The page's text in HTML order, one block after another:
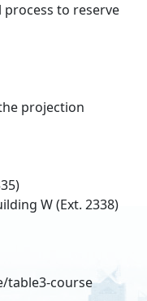
to reserve
projection
W (Ext. 2338)
table3-course